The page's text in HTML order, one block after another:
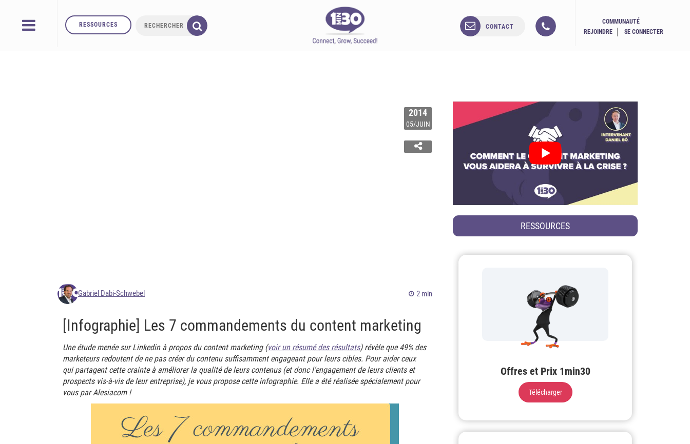
RESSOURCES CONTACT
COMMUNAUTÉ
REJOINDRE
SE CONNECTER
2014
05/JUIN
Gabriel Dabi-Schwebel 2 min
[Infographie] Les 7 commandements du content marketing
Une étude menée sur Linkedin à propos du content marketing (voir un résumé des résultats) révèle que 49% des
marketeurs redoutent de ne pas créer du contenu suffisamment engageant pour leurs cibles. Pour aider ceux
qui partagent cette crainte à améliorer la qualité de leurs contenus (et donc l’engagement de leurs clients et
prospects vis-à-vis de leur entreprise), je vous propose cette infographie. Elle a été réalisée spécialement pour
vous par Alesiacom !
RESSOURCES
Offres et Prix 1min30
Télécharger